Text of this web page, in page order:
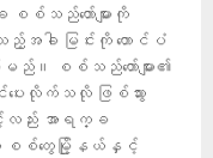
စ်သည်တော်များကို
အခါ မြင်းကို တောင်ပံ
။ စစ်သည်တော်များ၏
းလိုက်သလို ဖြစ်သွား
လည်း အာရက္ခ
စစ်တွေမြို့နယ်နှင့်